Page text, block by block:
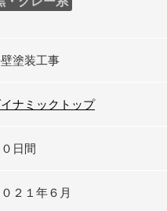
塗装工事
イナミックトップ
０日間
０２１年６月